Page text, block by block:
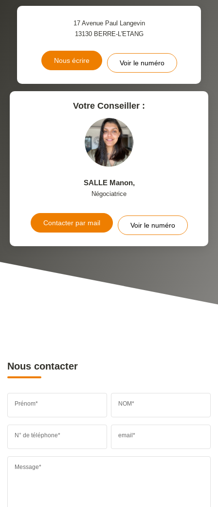
17 Avenue Paul Langevin
13130 BERRE-L'ETANG
Nous écrire Voir le numéro
Votre Conseiller :
SALLE Manon,
Négociatrice
Contacter par mail Voir le numéro
Nous contacter
Prénom* NOM*
N° de téléphone* email*
Message*